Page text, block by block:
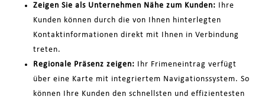
Zeigen Sie als Unternehmen Nähe zum Kunden: Ihre
Kunden können durch die von Ihnen hinterlegten
Kontaktinformationen direkt mit Ihnen in Verbindung
treten.
Regionale Präsenz zeigen: Ihr Frimeneintrag verfügt
über eine Karte mit integriertem Navigationssystem. So
können Ihre Kunden den schnellsten und effizientesten